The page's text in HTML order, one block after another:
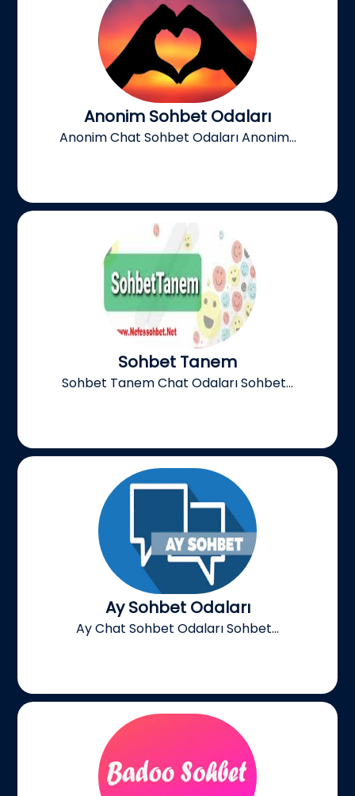
Anonim Sohbet Odaları
Anonim Chat Sohbet Odaları Anonim...
Sohbet Tanem
Sohbet Tanem Chat Odaları Sohbet...
Ay Sohbet Odaları
Ay Chat Sohbet Odaları Sohbet...